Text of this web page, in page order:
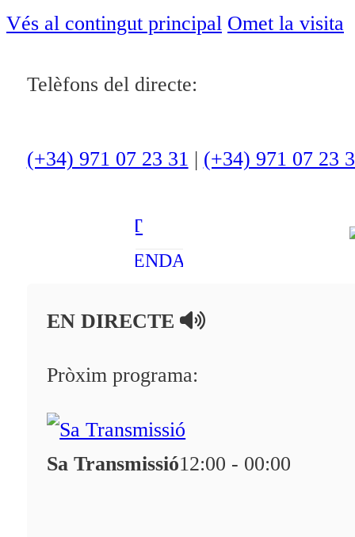
Vés al contingut principal Omet la visita
Telèfons del directe:
(+34) 971 07 23 31 | (+34) 971 07 23
ACTUALITAT
OCI
ENTREVISTES
AMBIENT
AGENDA
A la Carta
Programació
Fes-te'n soci!
EN DIRECTE
Pròxim programa:
Sa Transmissió12:00 - 00:00